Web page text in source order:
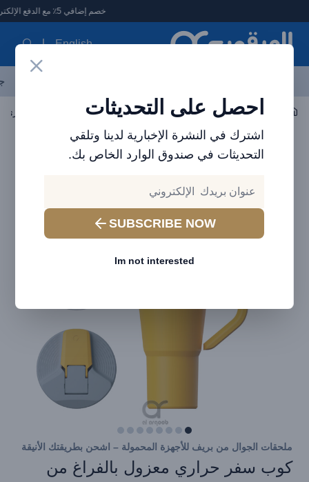
العرقوب - متجر الإلكترونيات في الإمارات
خصم إضافي 5٪ مع الدفع الإلكتروني
English
احصل على التحديثات
اشترك في النشرة الإخبارية لدينا وتلقي
التحديثات في صندوق الوارد الخاص بك.
SUBSCRIBE NOW
Im not interested
أدوات الشرب أكواب معزولة - أكواب سفر
ملحقات الجوال من بريف للأجهزة المحمولة – اشحن بطريقتك الأنيقة
كوب سفر حراري معزول بالفراغ من